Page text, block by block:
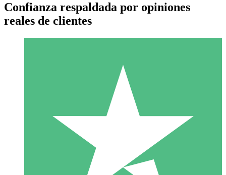
Paquetes de Créditos Individuales
Paga según el uso con créditos de descarga. Sin compromiso
10 00
Confianza respaldada por opiniones
reales de clientes